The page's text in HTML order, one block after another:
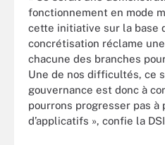
fonctionnement en mode
cette initiative sur la base
concrétisation réclame
chacune des branches
Une de nos difficultés, ce
gouvernance est donc à
pourrons progresser pas à
d’applicatifs », confie la